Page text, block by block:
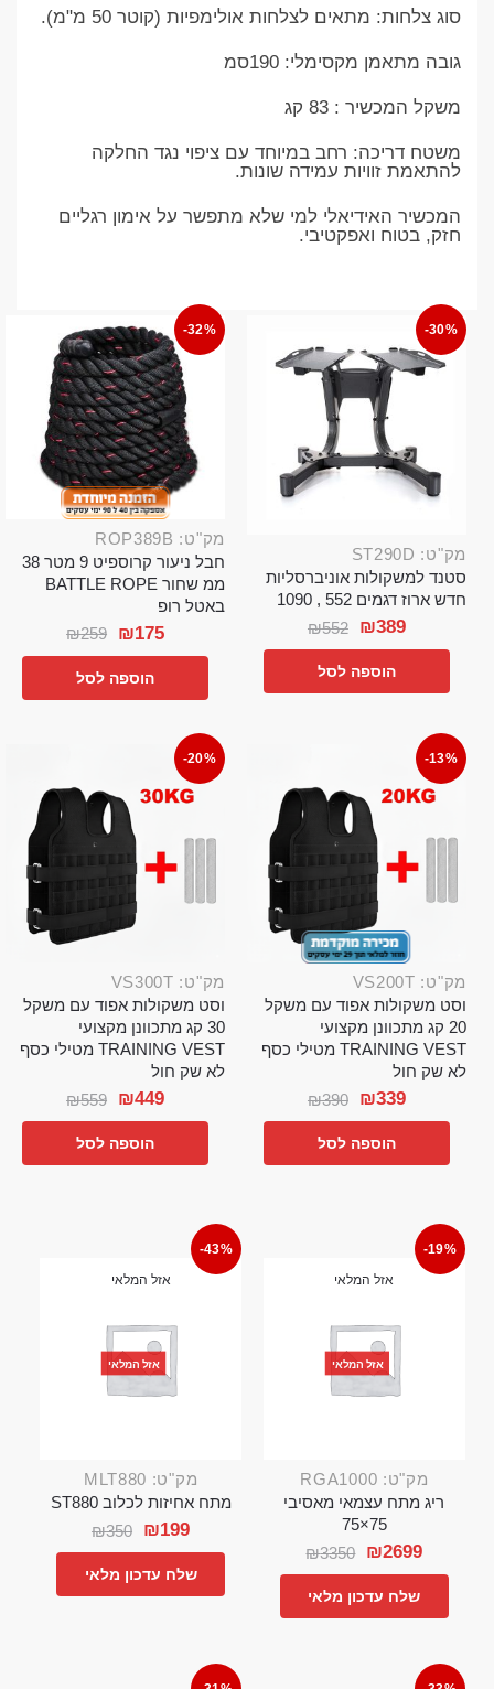
סוג צלחות: מתאים לצלחות אולימפיות (קוטר 50 מ"מ).
גובה מתאמן מקסימלי: 190סמ
משקל המכשיר : 83 קג
משטח דריכה: רחב במיוחד עם ציפוי נגד החלקה
להתאמת זוויות עמידה שונות.
המכשיר האידיאלי למי שלא מתפשר על אימון רגליים
חזק, בטוח ואפקטיבי.
-30%
מק"ט: ST290D
סטנד למשקולות אוניברסליות
חדש ארוז דגמים 552 , 1090
₪552 ₪389
הוספה לסל
-32%
מק"ט: ROP389B
חבל ניעור קרוספיט 9 מטר 38
ממ שחור BATTLE ROPE
באטל רופ
₪259 ₪175
הוספה לסל
-13%
מק"ט: VS200T
וסט משקולות אפוד עם משקל
20 קג מתכוונן מקצועי
TRAINING VEST מטילי כסף
לא שק חול
₪390 ₪339
הוספה לסל
-20%
מק"ט: VS300T
וסט משקולות אפוד עם משקל
30 קג מתכוונן מקצועי
TRAINING VEST מטילי כסף
לא שק חול
₪559 ₪449
הוספה לסל
-19%
אזל המלאי
אזל המלאי
מק"ט: RGA1000
ריג מתח עצמאי מאסיבי
75×75
₪3350 ₪2699
שלח עדכון מלאי
-43%
אזל המלאי
אזל המלאי
מק"ט: MLT880
מתח אחיזות לכלוב ST880
₪350 ₪199
שלח עדכון מלאי